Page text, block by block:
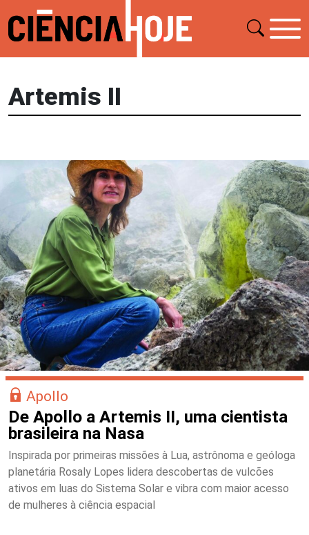
Artemis II
Apollo
De Apollo a Artemis II, uma cientista
brasileira na Nasa
Inspirada por primeiras missões à Lua, astrônoma e geóloga
planetária Rosaly Lopes lidera descobertas de vulcões
ativos em luas do Sistema Solar e vibra com maior acesso
de mulheres à ciência espacial